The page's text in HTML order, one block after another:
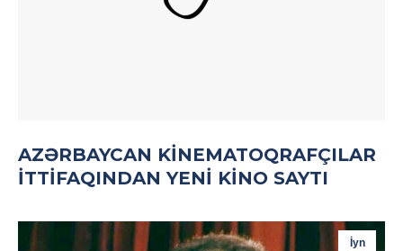
AZƏRBAYCAN KINEMATOQRAFÇILAR
İTTIFAQINDAN YENI KINO SAYTI
İyn